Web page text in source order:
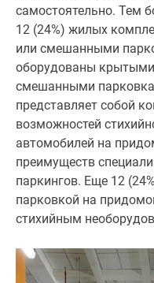
программы
Медиа
Новости
недвижимости
Мнение
эксперта
Аналитика
рынка
Покупателю
Экспертиза
новостроек
авторы
самостоятельно. Тем
12 (24%) жилых
или смешанными
оборудованы
смешанными
представляет собой
возможностей
автомобилей на
преимуществ
паркингов. Еще 12
парковкой на
стихийным